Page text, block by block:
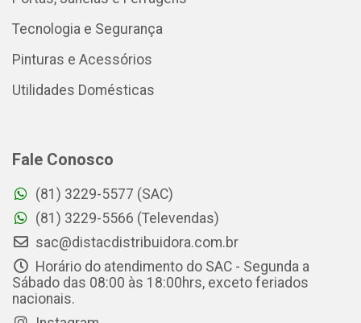
Tecnologia e Segurança
Pinturas e Acessórios
Utilidades Domésticas
Fale Conosco
(81) 3229-5577 (SAC)
(81) 3229-5566 (Televendas)
sac@distacdistribuidora.com.br
Horário do atendimento do SAC - Segunda a
Sábado das 08:00 às 18:00hrs, exceto feriados
nacionais.